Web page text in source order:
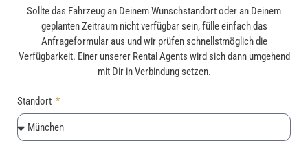
Sollte das Fahrzeug an Deinem Wunschstandort oder an Deinem
geplanten Zeitraum nicht verfügbar sein, fülle einfach das
Anfrageformular aus und wir prüfen schnellstmöglich die
Verfügbarkeit. Einer unserer Rental Agents wird sich dann umgehend
mit Dir in Verbindung setzen.
Standort